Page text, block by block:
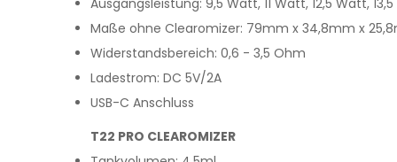
Maße ohne Clearomizer: 79mm x 34,8mm x
Widerstandsbereich: 0,6 - 3,5 Ohm
Ladestrom: DC 5V/2A
USB-C Anschluss
T22 PRO CLEAROMIZER